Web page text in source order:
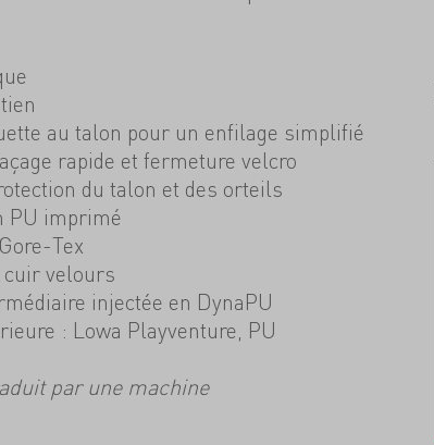
au talon pour un enfilage simplifié
rapide et fermeture velcro
du talon et des orteils
PU imprimé
Tex
velours
injectée en DynaPU
: Lowa Playventure, PU
par une machine